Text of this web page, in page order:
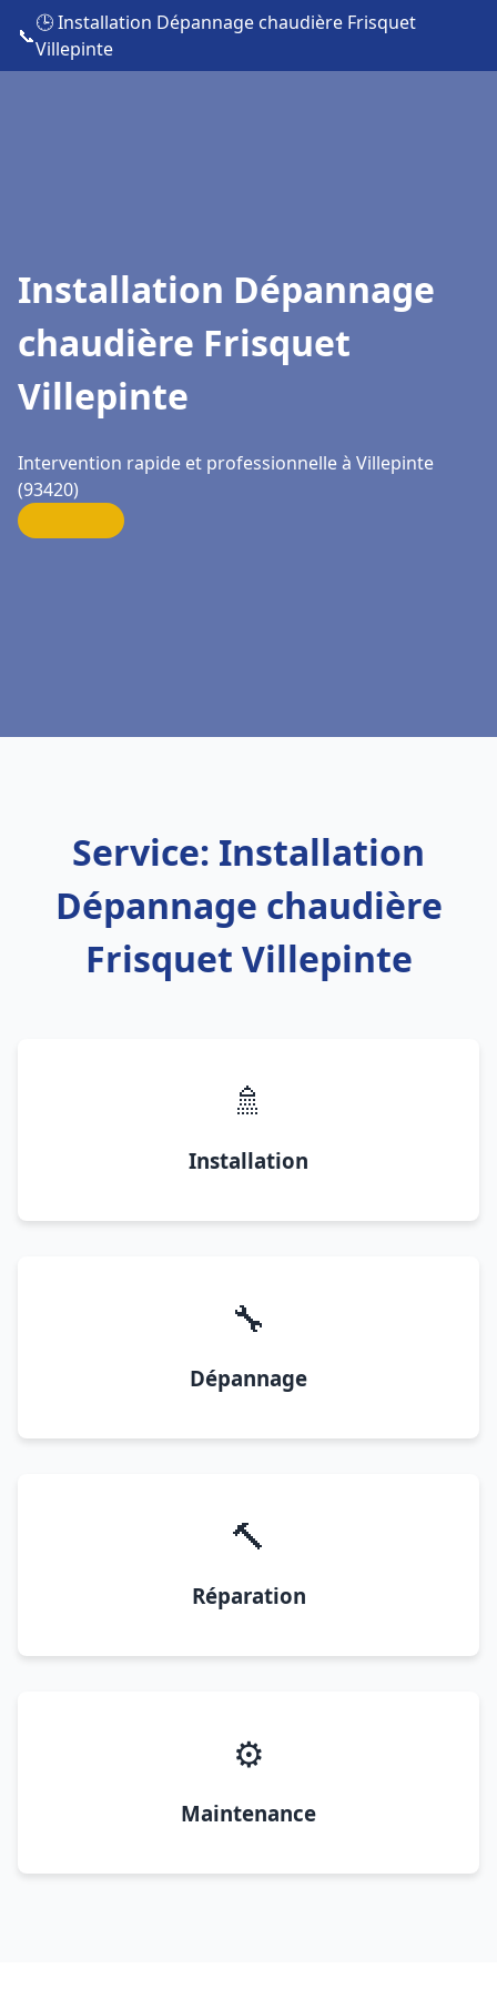
📞
🕒 Installation Dépannage chaudière Frisquet
Villepinte
Installation Dépannage
chaudière Frisquet
Villepinte
Intervention rapide et professionnelle à Villepinte
(93420)
Service: Installation
Dépannage chaudière
Frisquet Villepinte
🚿
Installation
🔧
Dépannage
🔨
Réparation
⚙️
Maintenance